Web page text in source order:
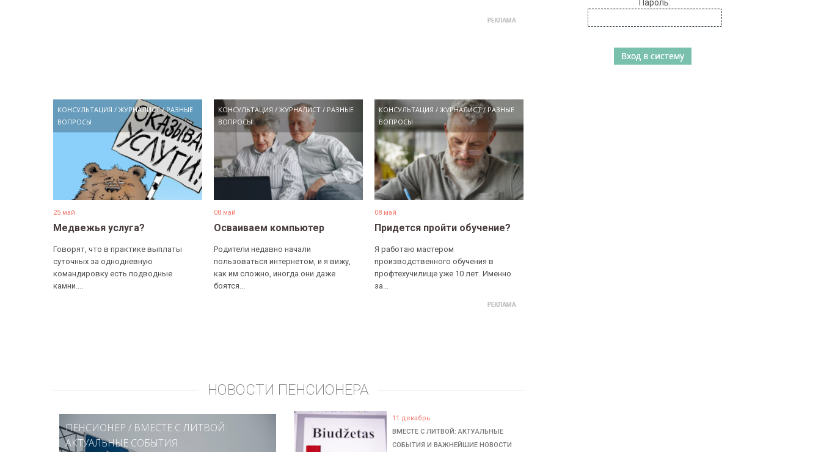
КОНСУЛЬТАЦИЯ / ЖУРНАЛИСТ/РАЗНЫЕ
ВОПРОСЫ
25 май
Медвежья услуга?
Говорят, что в практике выплаты
суточных за однодневную
командировку есть подводные
камни....
КОНСУЛЬТАЦИЯ /ЖУРНАЛИСТ / РАЗНЫЕ
ВОПРОСЫ
08 май
Осваиваем компьютер
Родители недавно начали
пользоваться интернетом, и я вижу,
как им сложно, иногда они даже
боятся...
КОНСУЛЬТАЦИЯ /ЖУРНАЛИСТ/ РАЗНЫЕ
ВОПРОСЫ
08 май
Придется пройти обучение?
Я работаю мастером
производственного обучения в
профтехучилище уже 10 лет. Именно
за...
НОВОСТИ ПЕНСИОНЕРА
ПЕНСИОНЕР / ВМЕСТЕ С ЛИТВОЙ:
АКТУАЛЬНЫЕ СОБЫТИЯ
11 декабрь
ВМЕСТЕ С ЛИТВОЙ: АКТУАЛЬНЫЕ
СОБЫТИЯ И ВАЖНЕЙШИЕ НОВОСТИ
Пароль: